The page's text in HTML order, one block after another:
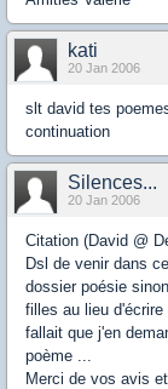
kati
20 Jan 2006
slt david tes
continuation
Silences...
20 Jan 2006
Citation (David @
Dsl de venir dans
dossier poésie
filles au lieu
fallait que j'en
poème ...
Merci de vos avis